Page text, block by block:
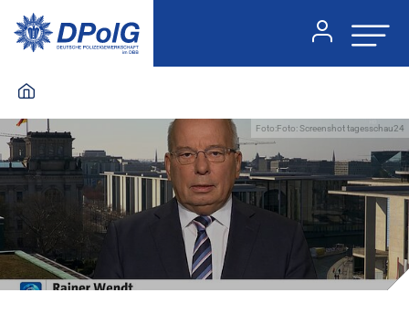
Foto:Foto: Screenshot tagesschau24